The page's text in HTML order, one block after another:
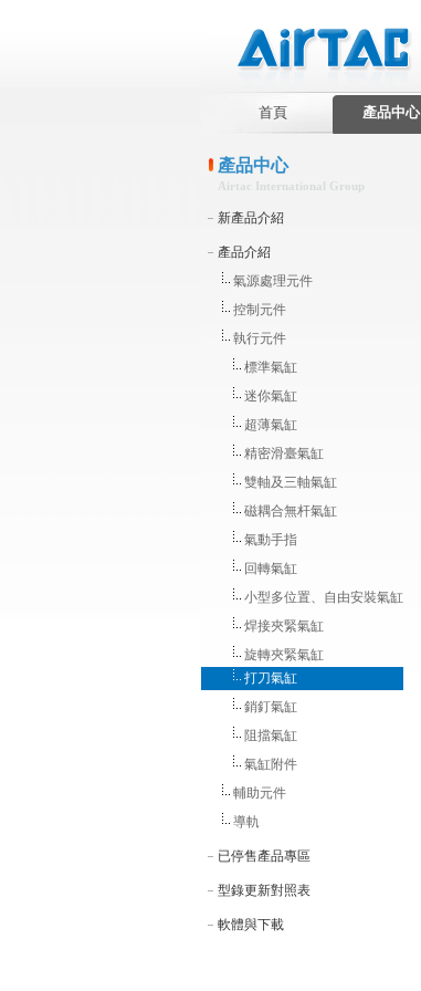
首頁 產品中心
產品中心
Airtac International Group
新產品介紹
產品介紹
氣源處理元件
控制元件
執行元件
標準氣缸
迷你氣缸
超薄氣缸
精密滑臺氣缸
雙軸及三軸氣缸
磁耦合無杆氣缸
氣動手指
回轉氣缸
小型多位置、自由安裝氣缸
焊接夾緊氣缸
旋轉夾緊氣缸
打刀氣缸
銷釘氣缸
阻擋氣缸
氣缸附件
輔助元件
導軌
已停售產品專區
型錄更新對照表
軟體與下載